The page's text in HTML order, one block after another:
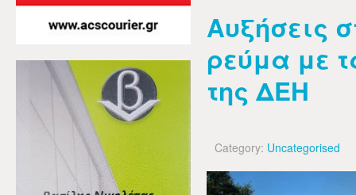
Αυξήσεις
ρεύμα με
της ΔΕΗ
Category: Uncategorised